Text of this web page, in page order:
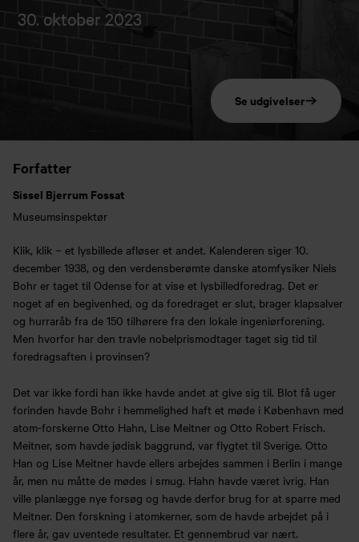
30. oktober 2023
Se udgivelser
Forfatter
Sissel Bjerrum Fossat
Museumsinspektør
Klik, klik – et lysbillede afløser et andet. Kalenderen siger 10.
december 1938, og den verdensberømte danske atomfysiker Niels
Bohr er taget til Odense for at vise et lysbilledforedrag. Det er
noget af en begivenhed, og da foredraget er slut, brager klapsalver
og hurraråb fra de 150 tilhørere fra den lokale ingeniørforening.
Men hvorfor har den travle nobelprismodtager taget sig tid til
foredragsaften i provinsen?
Det var ikke fordi han ikke havde andet at give sig til. Blot få uger
forinden havde Bohr i hemmelighed haft et møde i København med
atom-forskerne Otto Hahn, Lise Meitner og Otto Robert Frisch.
Meitner, som havde jødisk baggrund, var flygtet til Sverige. Otto
Han og Lise Meitner havde ellers arbejdes sammen i Berlin i mange
år, men nu måtte de mødes i smug. Hahn havde været ivrig. Han
ville planlægge nye forsøg og havde derfor brug for at sparre med
Meitner. Den forskning i atomkerner, som de havde arbejdet på i
flere år, gav uventede resultater. Et gennembrud var nært.